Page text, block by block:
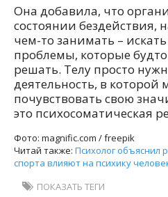
Она добавила, что
состоянии бездействия,
чем-то занимать –
проблемы, которые
решать. Телу просто
деятельность, в
почувствовать свою
это психосоматическая
Фото: magnific.com / freepik
Читай также: Психолог объяснил
спорта влияют на психику
ПОКАЗАТЬ ТЕГИ